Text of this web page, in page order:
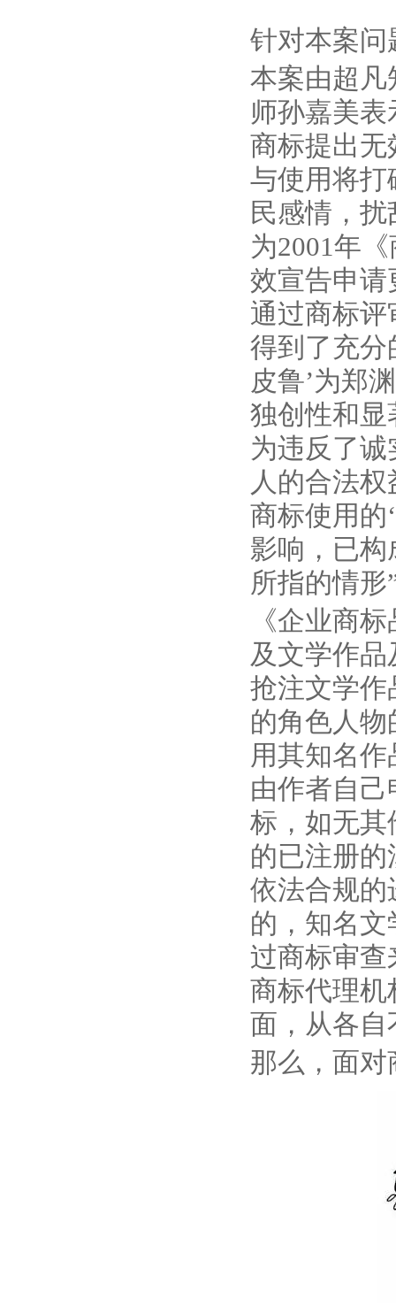
针对本案问
本案由超凡
师孙嘉美
商标提出无
与使用将打
民感情，
为2001年
效宣告申请
通过商标
得到了充分
皮鲁’为郑
独创性和显
为违反了
人的合法
商标使用的
影响，已
所指的情
《企业商
及文学作
抢注文学作
的角色人
用其知名
由作者自
标，如无其
的已注册
依法合规的
的，知名
过商标审查
商标代理机
面，从各自
那么，面